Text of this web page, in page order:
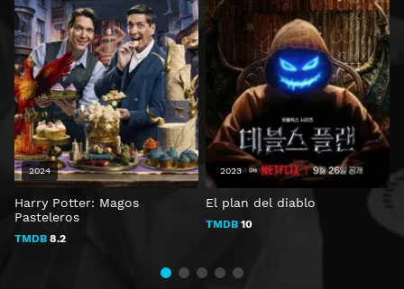
Harry Potter: Magos
Pasteleros
TMDB 8.2
2024
El plan del diablo
TMDB 10
2023